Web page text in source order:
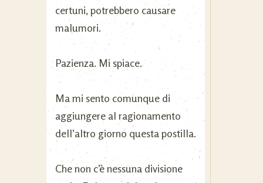
certuni, potrebbero causare
malumori.
Pazienza. Mi spiace.
Ma mi sento comunque di
aggiungere al ragionamento
dell’altro giorno questa postilla.
Che non c’è nessuna divisione